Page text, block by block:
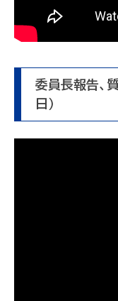
委員長報告、
日）